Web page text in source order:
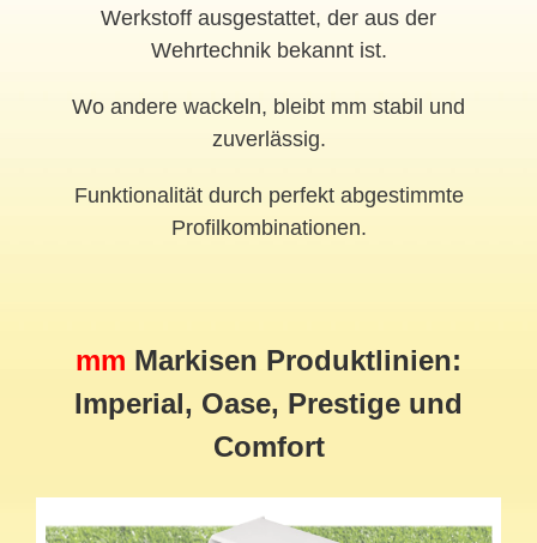
Werkstoff ausgestattet, der aus der
Wehrtechnik bekannt ist.
Wo andere wackeln, bleibt mm stabil und
zuverlässig.
Funktionalität durch perfekt abgestimmte
Profilkombinationen.
mm Markisen Produktlinien:
Imperial, Oase, Prestige und
Comfort